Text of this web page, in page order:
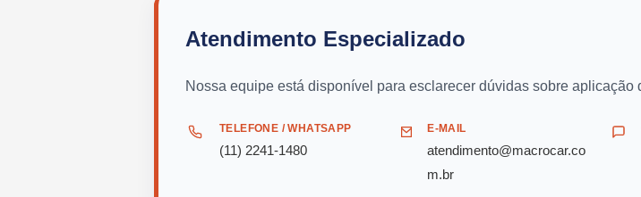
Atendimento Especializado
Nossa equipe está disponível para esclarecer dúvidas sobre aplicação
TELEFONE / WHATSAPP
(11) 2241-1480
E-MAIL
atendimento@macrocar.co
m.br